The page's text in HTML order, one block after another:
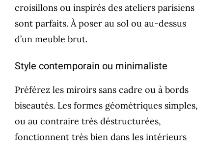
croisillons ou inspirés des ateliers parisiens
sont parfaits. À poser au sol ou au-dessus
d’un meuble brut.
Style contemporain ou minimaliste
Préférez les miroirs sans cadre ou à bords
biseautés. Les formes géométriques simples,
ou au contraire très déstructurées,
fonctionnent très bien dans les intérieurs